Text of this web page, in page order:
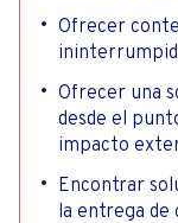
Ofrecer
Ofrecer una
desde el
impacto
Encontrar
la entrega de